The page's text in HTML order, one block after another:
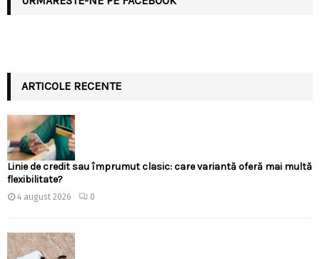
ARTICOLE RECENTE
Linie de credit sau împrumut clasic: care variantă oferă mai multă
flexibilitate?
4 august 2026 0